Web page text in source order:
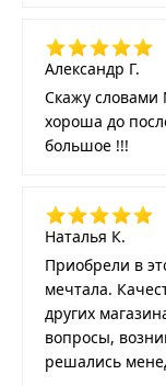
Александр Г.
Скажу словами
хороша до
большое !!!
Наталья К.
Приобрели в
мечтала.
других
вопросы,
решались